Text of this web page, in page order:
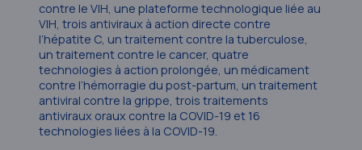
contre le VIH, une plateforme technologique liée au
VIH, trois antiviraux à action directe contre
l’hépatite C, un traitement contre la tuberculose,
un traitement contre le cancer, quatre
technologies à action prolongée, un médicament
contre l’hémorragie du post-partum, un traitement
antiviral contre la grippe, trois traitements
antiviraux oraux contre la COVID-19 et 16
technologies liées à la COVID-19.